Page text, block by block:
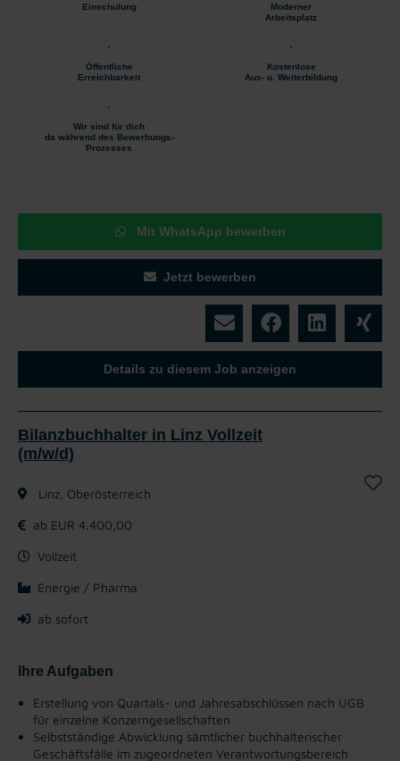
Einschulung
Moderner
Arbeitsplatz
Öffentliche
Erreichbarkeit
Kostenlose
Aus- u. Weiterbildung
Wir sind für dich
da während des Bewerbungs-
Prozesses
Mit WhatsApp bewerben
Jetzt bewerben
Details zu diesem Job anzeigen
Bilanzbuchhalter in Linz Vollzeit
(m/w/d)
Linz, Oberösterreich
ab EUR 4.400,00
Vollzeit
Energie / Pharma
ab sofort
Ihre Aufgaben
Erstellung von Quartals- und Jahresabschlüssen nach UGB
für einzelne Konzerngesellschaften
Selbstständige Abwicklung sämtlicher buchhalterischer
Geschäftsfälle im zugeordneten Verantwortungsbereich